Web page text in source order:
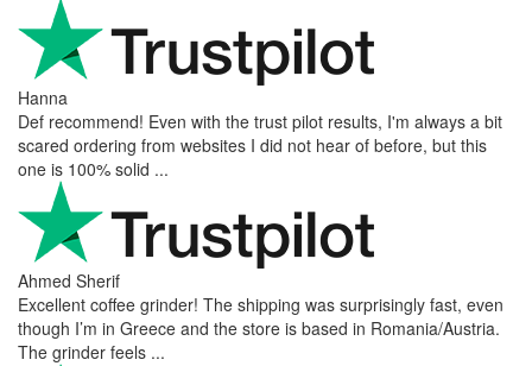
Hanna
Def recommend! Even with the trust pilot results, I'm always a bit
scared ordering from websites I did not hear of before, but this
one is 100% solid ...
Ahmed Sherif
Excellent coffee grinder! The shipping was surprisingly fast, even
though I’m in Greece and the store is based in Romania/Austria.
The grinder feels ...